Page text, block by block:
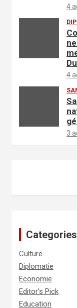
4
4
3
Categories
Culture
Diplomatie
Economie
Editor's Pick
Education